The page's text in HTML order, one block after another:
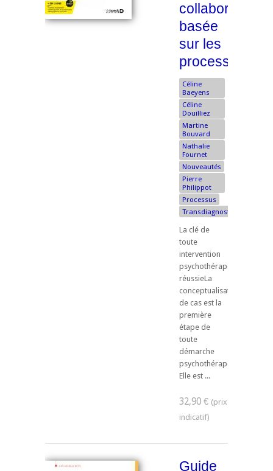
collaborative
basée
sur les
processus
Céline
Baeyens
Céline
Douilliez
Martine
Bouvard
Nathalie
Fournet
Nouveautés
Pierre
Philippot
Processus
Transdiagnostique
La clé de
toute
intervention
psychothérapeutique
réussieLa
conceptualisation
de cas est la
première
étape de
toute
démarche
psychothérapeutique.
Elle est ...
32,90 €
Guide